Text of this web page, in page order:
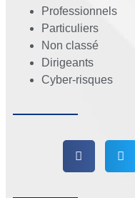
Professionnels
Particuliers
Non classé
Dirigeants
Cyber-risques